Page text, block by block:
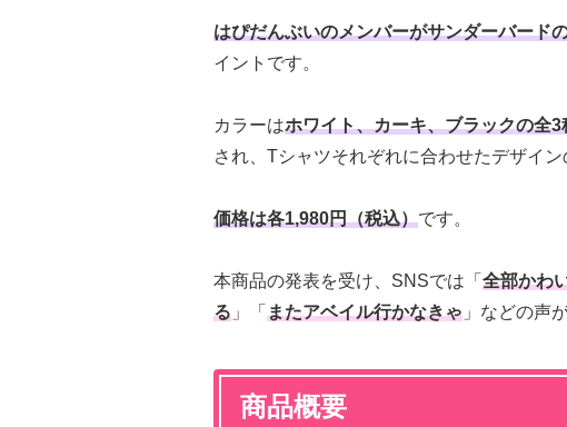
はぴだんぶいのメンバーがサンダーバード
イントです。
カラーはホワイト、カーキ、ブラックの全3
され、Tシャツそれぞれに合わせたデザイン
価格は各1,980円（税込）です。
本商品の発表を受け、SNSでは「 全部かわ
る 」「 またアベイル行かなきゃ 」などの声
商品概要